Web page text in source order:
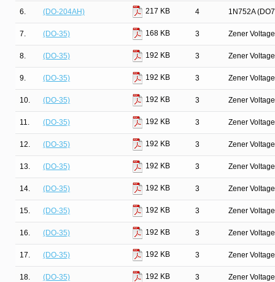
6. (DO-204AH) 217 KB 4 1N752A
7. (DO-35) 168 KB 3 Zener
8. (DO-35) 192 KB 3 Zener
9. (DO-35) 192 KB 3 Zener
10. (DO-35) 192 KB 3 Zener
11. (DO-35) 192 KB 3 Zener
12. (DO-35) 192 KB 3 Zener
13. (DO-35) 192 KB 3 Zener
14. (DO-35) 192 KB 3 Zener
15. (DO-35) 192 KB 3 Zener
16. (DO-35) 192 KB 3 Zener
17. (DO-35) 192 KB 3 Zener
18. (DO-35) 192 KB 3 Zener